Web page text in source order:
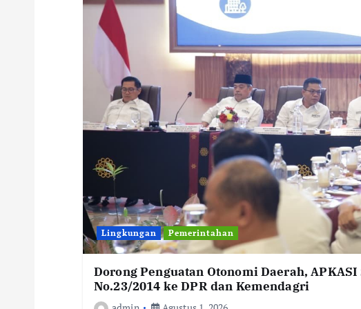
Lingkungan Pemerintahan
Dorong Penguatan Otonomi Daerah,
No.23/2014 ke DPR dan Kemendagri